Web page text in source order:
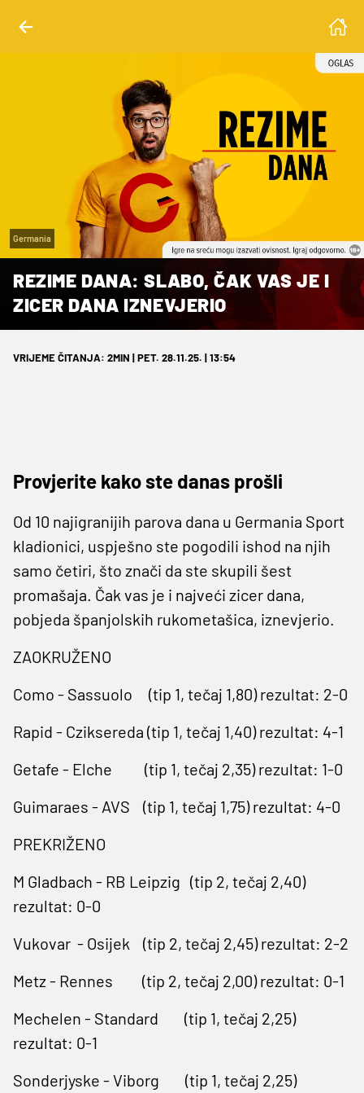
Germania
REZIME DANA: SLABO, ČAK VAS JE I
ZICER DANA IZNEVJERIO
VRIJEME ČITANJA: 2MIN | PET. 28.11.25. | 13:54
Provjerite kako ste danas prošli
Od 10 najigranijih parova dana u Germania Sport
kladionici, uspješno ste pogodili ishod na njih
samo četiri, što znači da ste skupili šest
promašaja. Čak vas je i najveći zicer dana,
pobjeda španjolskih rukometašica, iznevjerio.
ZAOKRUŽENO
Como - Sassuolo (tip 1, tečaj 1,80) rezultat: 2-0
Rapid - Cziksereda (tip 1, tečaj 1,40) rezultat: 4-1
Getafe - Elche (tip 1, tečaj 2,35) rezultat: 1-0
Guimaraes - AVS (tip 1, tečaj 1,75) rezultat: 4-0
PREKRIŽENO
M Gladbach - RB Leipzig (tip 2, tečaj 2,40)
rezultat: 0-0
Vukovar - Osijek (tip 2, tečaj 2,45) rezultat: 2-2
Metz - Rennes (tip 2, tečaj 2,00) rezultat: 0-1
Mechelen - Standard (tip 1, tečaj 2,25)
rezultat: 0-1
Sonderjyske - Viborg (tip 1, tečaj 2,25)